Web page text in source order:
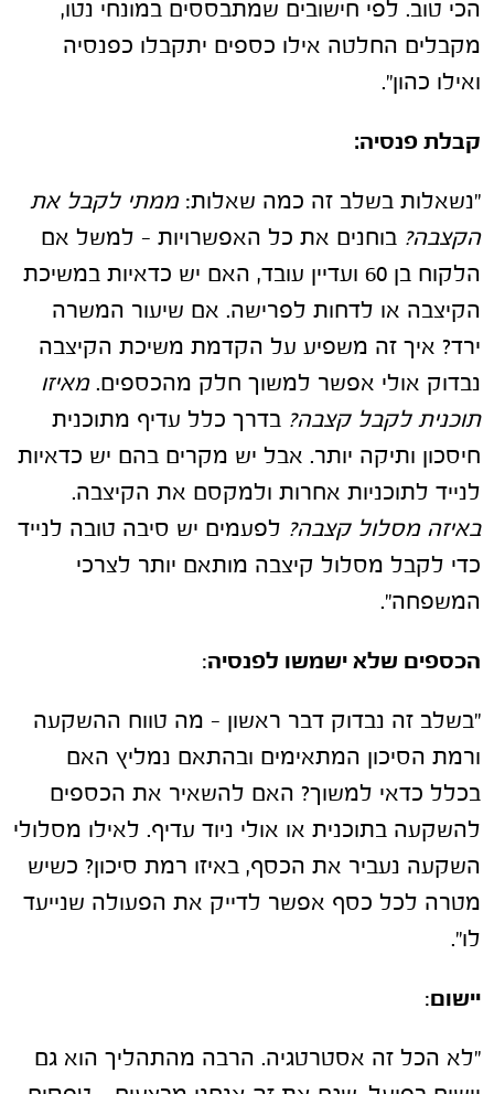
הכי טוב. לפי חישובים שמתבססים במונחי נטו,
מקבלים החלטה אילו כספים יתקבלו כפנסיה
ואילו כהון".
קבלת פנסיה:
"נשאלות בשלב זה כמה שאלות:ממתי לקבל את
הקצבה? בוחנים את כל האפשרויות – למשל אם
הלקוח בן 60 ועדיין עובד, האם יש כדאיות במשיכת
הקיצבה או לדחות לפרישה. אם שיעור המשרה
ירד? איך זה משפיע על הקדמת משיכת הקיצבה
נבדוק אולי אפשר למשוך חלק מהכספים.מאיזו
תוכנית לקבל קצבה? בדרך כלל עדיף מתוכנית
חיסכון ותיקה יותר. אבל יש מקרים בהם יש כדאיות
לנייד לתוכניות אחרות ולמקסם את הקיצבה.
באיזה מסלול קצבה? לפעמים יש סיבה טובה לנייד
כדי לקבל מסלול קיצבה מותאם יותר לצרכי
המשפחה".
הכספים שלא ישמשו לפנסיה:
"בשלב זה נבדוק דבר ראשון – מה טווח ההשקעה
ורמת הסיכון המתאימים ובהתאם נמליץ האם
בכלל כדאי למשוך? האם להשאיר את הכספים
להשקעה בתוכנית או אולי ניוד עדיף. לאילו מסלולי
השקעה נעביר את הכסף, באיזו רמת סיכון? כשיש
מטרה לכל כסף אפשר לדייק את הפעולה שנייעד
לו".
יישום:
"לא הכל זה אסטרטגיה. הרבה מהתהליך הוא גם